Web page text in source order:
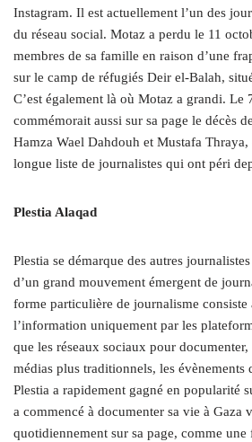
Instagram. Il est actuellement l’un des
du réseau social. Motaz a perdu le 11
membres de sa famille en raison d’une
sur le camp de réfugiés Deir el-Balah,
C’est également là où Motaz a grandi. Le
commémorait aussi sur sa page le décès
Hamza Wael Dahdouh et Mustafa Thraya,
longue liste de journalistes qui ont péri
Plestia Alaqad
Plestia se démarque des autres
d’un grand mouvement émergent de
forme particulière de journalisme consiste
l’information uniquement par les
que les réseaux sociaux pour
médias plus traditionnels, les évènements
Plestia a rapidement gagné en popularité
a commencé à documenter sa vie à Gaza
quotidiennement sur sa page, comme